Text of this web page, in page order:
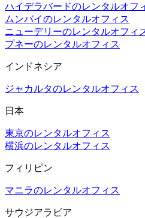
ハイデラバードのレンタルオフ
ムンバイのレンタルオフィス
ニューデリーのレンタルオフィ
プネーのレンタルオフィス
インドネシア
ジャカルタのレンタルオフィス
日本
東京のレンタルオフィス
横浜のレンタルオフィス
フィリピン
マニラのレンタルオフィス
サウジアラビア